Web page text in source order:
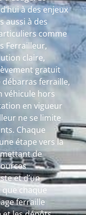
à des enjeux
aussi à des
comme
Ferrailleur,
claire,
gratuit
débarras ferraille,
véhicule hors
en vigueur
ne se limite
Chaque
étape vers la
de
et d’un
chaque
ferraille